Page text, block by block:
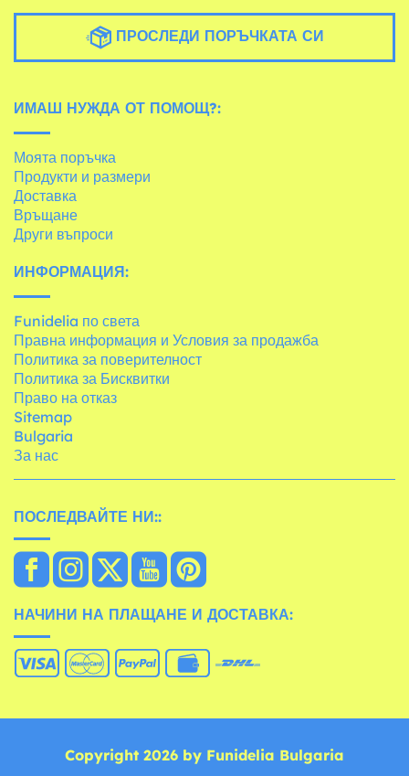
ПРОСЛЕДИ ПОРЪЧКАТА СИ
ИМАШ НУЖДА ОТ ПОМОЩ?:
Моята поръчка
Продукти и размери
Доставка
Връщане
Други въпроси
ИНФОРМАЦИЯ:
Funidelia по света
Правна информация и Условия за продажба
Политика за поверителност
Политика за Бисквитки
Право на отказ
Sitemap
Bulgaria
За нас
ПОСЛЕДВАЙТЕ НИ::
НАЧИНИ НА ПЛАЩАНЕ И ДОСТАВКА:
Copyright 2026 by Funidelia Bulgaria